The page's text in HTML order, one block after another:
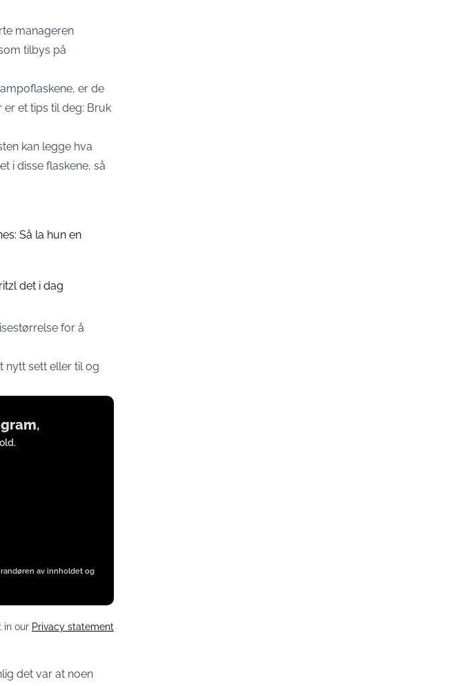
manageren
tilbys på
er de
et tips til deg: Bruk
kan legge hva
i disse flaskene, så
Så la hun en
det i dag
for å
nytt sett eller til og
,
av innholdet og
in our Privacy statement
det var at noen